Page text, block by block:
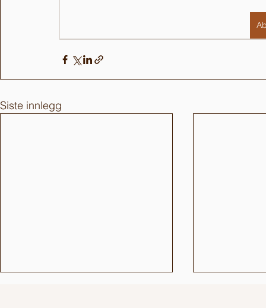
Siste innlegg